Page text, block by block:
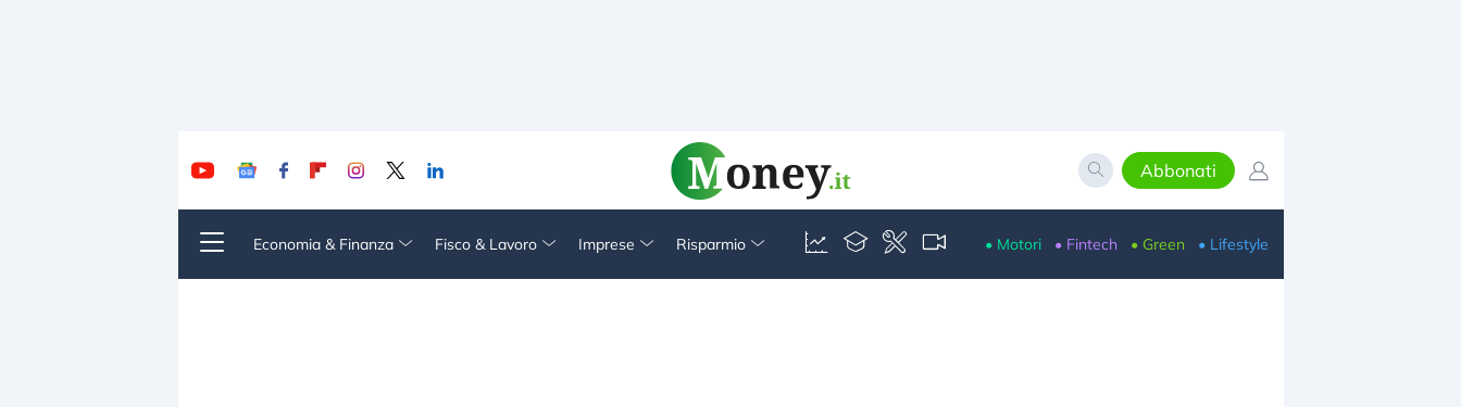
Abbonati
Economia & Finanza Fisco & Lavoro Imprese Risparmio • Motori • Fintech • Green • Lifestyle